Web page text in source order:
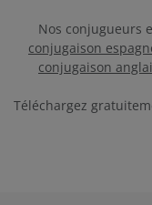
Nos conjugueurs
conjugaison
conjugaison
Téléchargez